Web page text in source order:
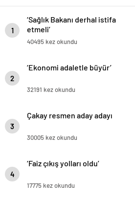
1
‘Sağlık Bakanı derhal istifa
etmeli’
40495 kez okundu
2
‘Ekonomi adaletle büyür’
32191 kez okundu
3
Çakay resmen aday adayı
30005 kez okundu
4
‘Faiz çıkış yolları oldu’
17775 kez okundu